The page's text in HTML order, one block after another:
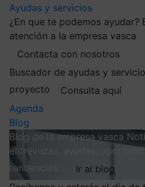
Ayudas y servicios
¿En que te podemos ayudar?
atención a la empresa vasca
Contacta con nosotros
Buscador de ayudas y
proyecto
Consulta aquí
Agenda
Blog
Blog de la empresa vasca
entrevistas, ayudas,
tendencias…
Ir al blog